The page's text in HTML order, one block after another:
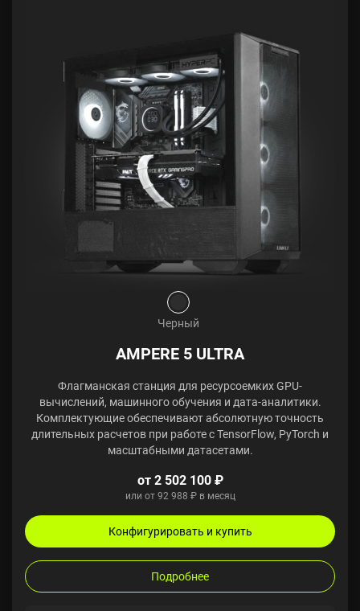
Черный
AMPERE 5 ULTRA
Флагманская станция для ресурсоемких GPU-
вычислений, машинного обучения и дата-аналитики.
Комплектующие обеспечивают абсолютную точность
длительных расчетов при работе с TensorFlow, PyTorch и
масштабными датасетами.
от 2 502 100 ₽
или от 92 988 ₽ в месяц
Конфигурировать и купить
Подробнее